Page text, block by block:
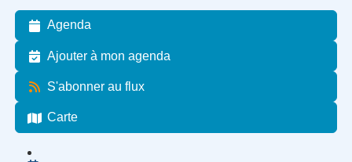
Agenda
Ajouter à mon agenda
S'abonner au flux
Carte